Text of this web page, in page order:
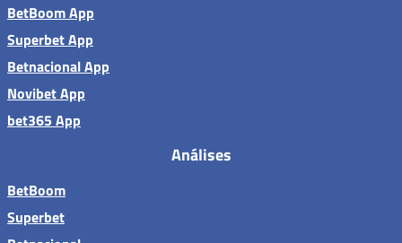
BetBoom App
Superbet App
Betnacional App
Novibet App
bet365 App
Análises
BetBoom
Superbet